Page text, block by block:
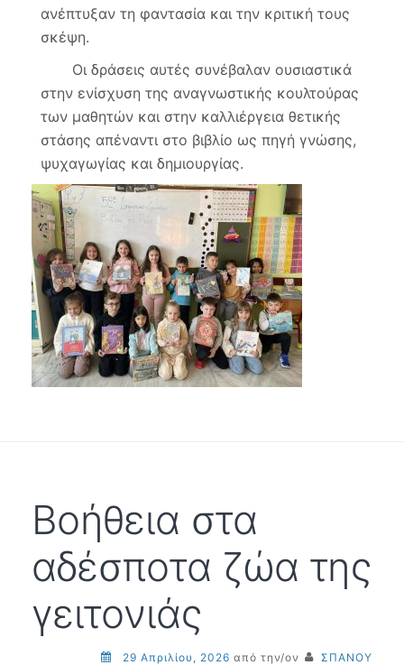
ανέπτυξαν τη φαντασία και την κριτική τους
σκέψη.
Οι δράσεις αυτές συνέβαλαν ουσιαστικά
στην ενίσχυση της αναγνωστικής κουλτούρας
των μαθητών και στην καλλιέργεια θετικής
στάσης απέναντι στο βιβλίο ως πηγή γνώσης,
ψυχαγωγίας και δημιουργίας.
Βοήθεια στα
αδέσποτα ζώα της
γειτονιάς
29 Απριλίου, 2026 από την/ον
ΣΠΑΝΟΥ